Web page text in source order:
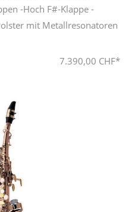
-Hoch F#-Klappe -
mit Metallresonatoren
7.390,00 CHF*